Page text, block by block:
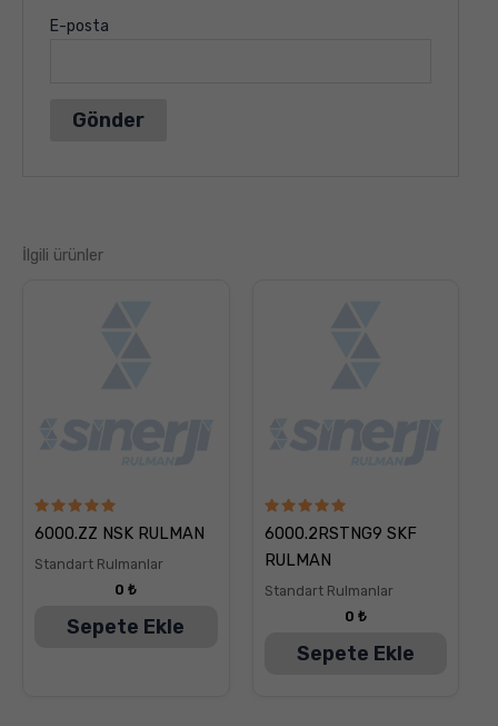
E-posta
İlgili ürünler
5
üzerinden
oy aldı
6000.ZZ NSK RULMAN
Standart Rulmanlar
0₺
Sepete Ekle
5
üzerinden
5.00
oy aldı
6000.2RSTNG9 SKF
RULMAN
Standart Rulmanlar
0 ₺
Sepete Ekle